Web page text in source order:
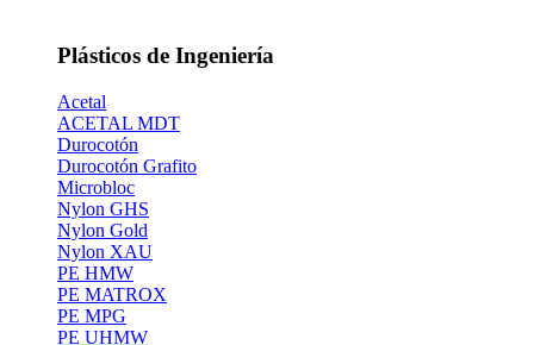
Plásticos de Ingeniería
Acetal
ACETAL MDT
Durocotón
Durocotón Grafito
Microbloc
Nylon GHS
Nylon Gold
Nylon XAU
PE HMW
PE MATROX
PE MPG
PE UHMW